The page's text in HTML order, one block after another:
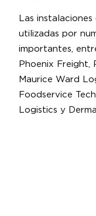
Las
utilizadas por
importantes,
Phoenix Freight,
Maurice Ward
Foodservice
Logistics y